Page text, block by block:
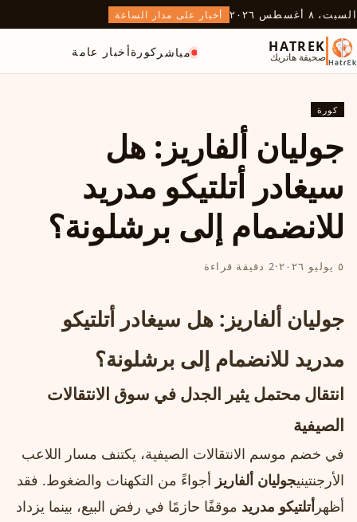
السبت، ٨ أغسطس ٢٠٢٦ أخبار على مدار الساعة
HATREK
صحيفة هاتريك مباشر كورةأخبار عامة
كورة
جوليان ألفاريز: هل
سيغادر أتلتيكو مدريد
للانضمام إلى برشلونة؟
٥ يوليو ٢٠٢٦ ·2 دقيقة قراءة
جوليان ألفاريز: هل سيغادر أتلتيكو
مدريد للانضمام إلى برشلونة؟
انتقال محتمل يثير الجدل في سوق الانتقالات
الصيفية
في خضم موسم الانتقالات الصيفية، يكتنف مسار اللاعب
الأرجنتينيجوليان ألفاريز أجواءً من التكهنات والضغوط. فقد
أظهر أتلتيكو مدريد موقفًا حازمًا في رفض البيع، بينما يزداد